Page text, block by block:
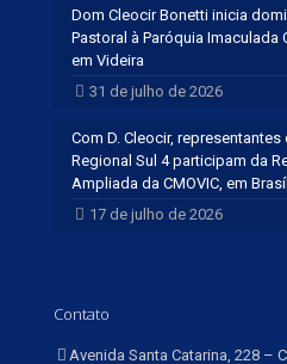
Dom Cleocir Bonetti inicia
Pastoral à Paróquia Imaculada
em Videira
31 de julho de 2026
Com D. Cleocir, representantes
Regional Sul 4 participam da
Ampliada da CMOVIC, em
17 de julho de 2026
Contato
Avenida Santa Catarina, 228 –